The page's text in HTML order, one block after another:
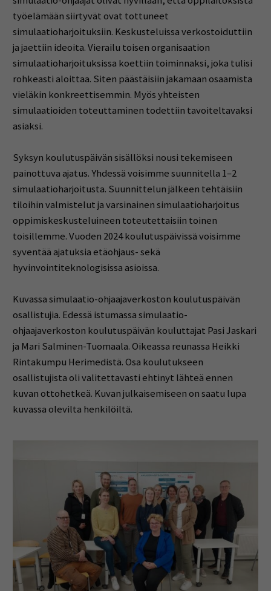
työelämään siirtyvät ovat tottuneet
simulaatioharjoituksiin. Keskusteluissa verkostoiduttiin
ja jaettiin ideoita. Vierailu toisen organisaation
simulaatioharjoituksissa koettiin toiminnaksi, joka tulisi
rohkeasti aloittaa. Siten päästäisiin jakamaan osaamista
vieläkin konkreettisemmin. Myös yhteisten
simulaatioiden toteuttaminen todettiin tavoiteltavaksi
asiaksi.
Syksyn koulutuspäivän sisällöksi nousi tekemiseen
painottuva ajatus. Yhdessä voisimme suunnitella 1–2
simulaatioharjoitusta. Suunnittelun jälkeen tehtäisiin
tiloihin valmistelut ja varsinainen simulaatioharjoitus
oppimiskeskusteluineen toteutettaisiin toinen
toisillemme. Vuoden 2024 koulutuspäivissä voisimme
syventää ajatuksia etäohjaus- sekä
hyvinvointiteknologisissa asioissa.
Kuvassa simulaatio-ohjaajaverkoston koulutuspäivän
osallistujia. Edessä istumassa simulaatio-
ohjaajaverkoston koulutuspäivän kouluttajat Pasi Jaskari
ja Mari Salminen-Tuomaala. Oikeassa reunassa Heikki
Rintakumpu Herimedistä. Osa koulutukseen
osallistujista oli valitettavasti ehtinyt lähteä ennen
kuvan ottohetkeä. Kuvan julkaisemiseen on saatu lupa
kuvassa olevilta henkilöiltä.